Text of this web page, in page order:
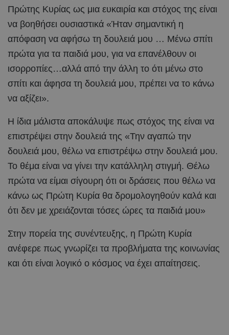
Πρώτης Κυρίας ως μια ευκαιρία και στόχος της είναι
να βοηθήσει ουσιαστικά «Ήταν σημαντική η
απόφαση να αφήσω τη δουλειά μου … Μένω σπίτι
πρώτα για τα παιδιά μου, για να επανέλθουν οι
ισορροπίες…αλλά από την άλλη το ότι μένω στο
σπίτι και άφησα τη δουλειά μου, πρέπει να το κάνω
να αξίζει».
Η ίδια μάλιστα αποκάλυψε πως στόχος της είναι να
επιστρέψει στην δουλειά της «Την αγαπώ την
δουλειά μου, θέλω να επιστρέψω στην δουλειά μου.
Το θέμα είναι να γίνει την κατάλληλη στιγμή. Θέλω
πρώτα να είμαι σίγουρη ότι οι δράσεις που θέλω να
κάνω ως Πρώτη Κυρία θα δρομολογηθούν καλά και
ότι δεν με χρειάζονται τόσες ώρες τα παιδιά μου»
Στην πορεία της συνέντευξης, η Πρώτη Κυρία
ανέφερε πως γνωρίζει τα προβλήματα της κοινωνίας
και ότι είναι λογικό ο κόσμος να έχει απαίτησεις.